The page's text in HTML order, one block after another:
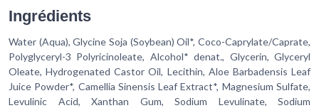
Ingrédients
Water (Aqua), Glycine Soja (Soybean) Oil*, Coco-Caprylate/Caprate,
Polyglyceryl-3 Polyricinoleate, Alcohol* denat., Glycerin, Glyceryl
Oleate, Hydrogenated Castor Oil, Lecithin, Aloe Barbadensis Leaf
Juice Powder*, Camellia Sinensis Leaf Extract*, Magnesium Sulfate,
Levulinic Acid, Xanthan Gum, Sodium Levulinate, Sodium